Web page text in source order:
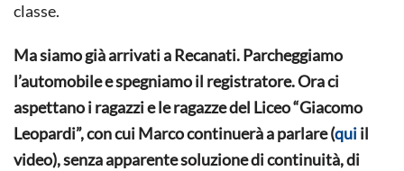
classe.
Ma siamo già arrivati a Recanati. Parcheggiamo
l’automobile e spegniamo il registratore. Ora ci
aspettano i ragazzi e le ragazze del Liceo “Giacomo
Leopardi”, con cui Marco continuerà a parlare (quiil
video), senza apparente soluzione di continuità, di